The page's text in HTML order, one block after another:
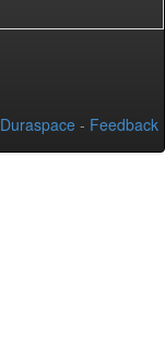
Duraspace - Feedback